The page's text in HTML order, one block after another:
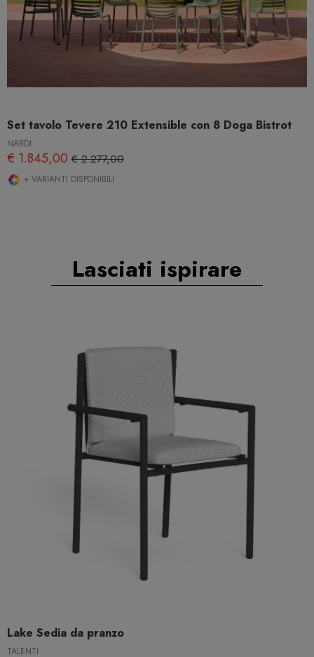
Set tavolo Tevere 210 Extensible con 8 Doga Bistrot
NARDI
€ 1.845,00 € 2.277,00
+ VARIANTI DISPONIBILI
Lasciati ispirare
Lake Sedia da pranzo
TALENTI